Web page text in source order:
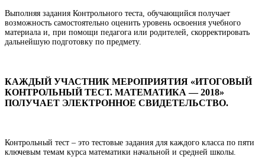
Выполняя задания Контрольного теста, обучающийся получает
возможность самостоятельно оценить уровень освоения учебного
материала и, при помощи педагога или родителей, скорректировать
дальнейшую подготовку по предмету.
КАЖДЫЙ УЧАСТНИК МЕРОПРИЯТИЯ «ИТОГОВЫЙ
КОНТРОЛЬНЫЙ ТЕСТ. МАТЕМАТИКА — 2018»
ПОЛУЧАЕТ ЭЛЕКТРОННОЕ СВИДЕТЕЛЬСТВО.
Контрольный тест – это тестовые задания для каждого класса по пяти
ключевым темам курса математики начальной и средней школы.